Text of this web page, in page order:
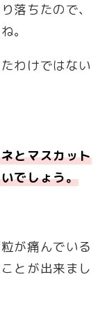
落ちたので、
。
わけではない
とマスカット
でしょう。
が痛んでいる
とが出来まし